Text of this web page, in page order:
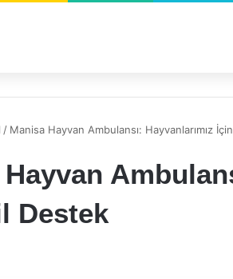
/ Manisa Hayvan Ambulansı: Hayvanlarımız
Destek